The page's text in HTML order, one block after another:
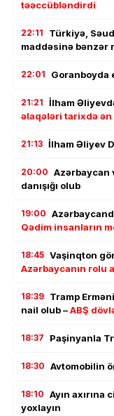
təəccübləndirdi
22:11
Türkiyə,
maddəsinə bənzər
22:01 Goranboyda
21:21 İlham
əlaqələri tarixdə
21:13 İlham Əliyev
20:00 Azərbaycan
danışığı olub
19:00
Qədim insanların
18:45 Vaşinqton
Azərbaycanın rolu
18:39 Tramp
nail olub –ABŞ
18:37 Paşinyanla
18:30 Avtomobilin
18:10 Ayın
yoxlayın